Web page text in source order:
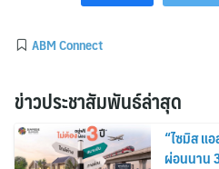
ABM Connect
ข่าวประชาสัมพันธ์ล่าสุด
“ไซมิส แ
ผ่อนนาน